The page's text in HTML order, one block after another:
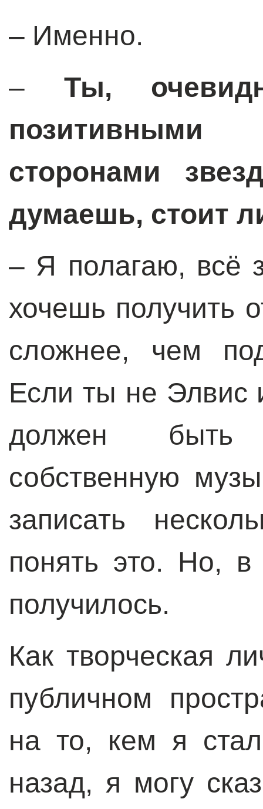
– Именно.
– Ты,
сторонами
думаешь, стоит
– Я полагаю, всё
хочешь получить
сложнее, чем
Если ты не Элвис
должен быть
собственную
записать
понять это. Но,
получилось.
Как творческая
публичном
на то, кем я
назад, я могу